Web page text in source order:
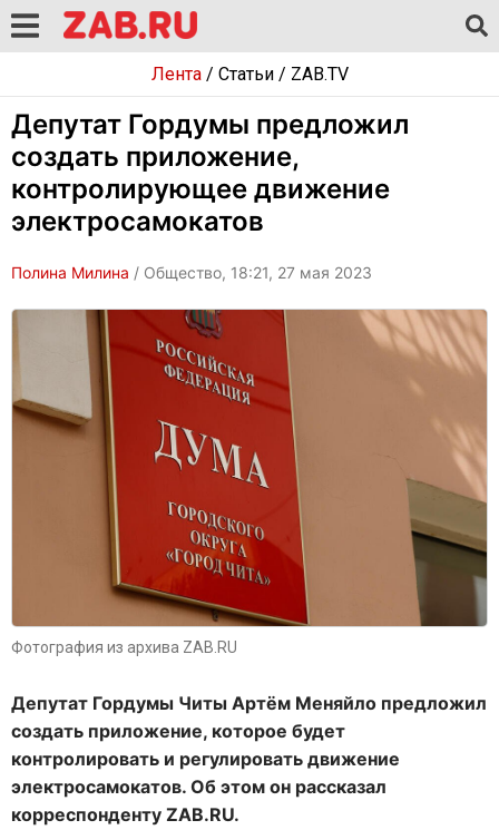
Лента/ Статьи/ ZAB.TV
Депутат Гордумы предложил
создать приложение,
контролирующее движение
электросамокатов
Полина Милина / Общество, 18:21, 27 мая 2023
Фотография из архива ZAB.RU
Депутат Гордумы Читы Артём Меняйло предложил
создать приложение, которое будет
контролировать и регулировать движение
электросамокатов. Об этом он рассказал
корреспонденту ZAB.RU.